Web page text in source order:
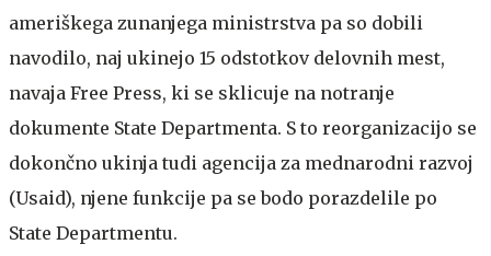
ameriškega zunanjega ministrstva pa so dobili
navodilo, naj ukinejo 15 odstotkov delovnih mest,
navaja Free Press, ki se sklicuje na notranje
dokumente State Departmenta. S to reorganizacijo se
dokončno ukinja tudi agencija za mednarodni razvoj
(Usaid), njene funkcije pa se bodo porazdelile po
State Departmentu.